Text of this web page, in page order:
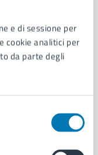
e di sessione per
cookie analitici per
da parte degli